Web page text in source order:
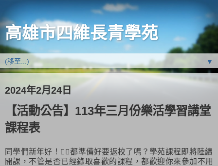
高雄市四維長青學苑
▼
2024年2月24日
【活動公告】113年三月份樂活學習講堂
課程表
同學們新年好！🙋‍♀️都準備好要返校了嗎？學苑課程即將陸續
開課，不管是否已經錄取喜歡的課程，都歡迎你來參加不用